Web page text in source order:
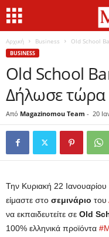
Αρχική Business Old School
BUSINESS
Old School
Δήλωσε τώρα
Από Magazinomou Team - 20
Την Κυριακή 22
είμαστε στο σεμινάριο του
να εκπαιδευτείτε σε Old
100% ελληνικά προϊόντα #